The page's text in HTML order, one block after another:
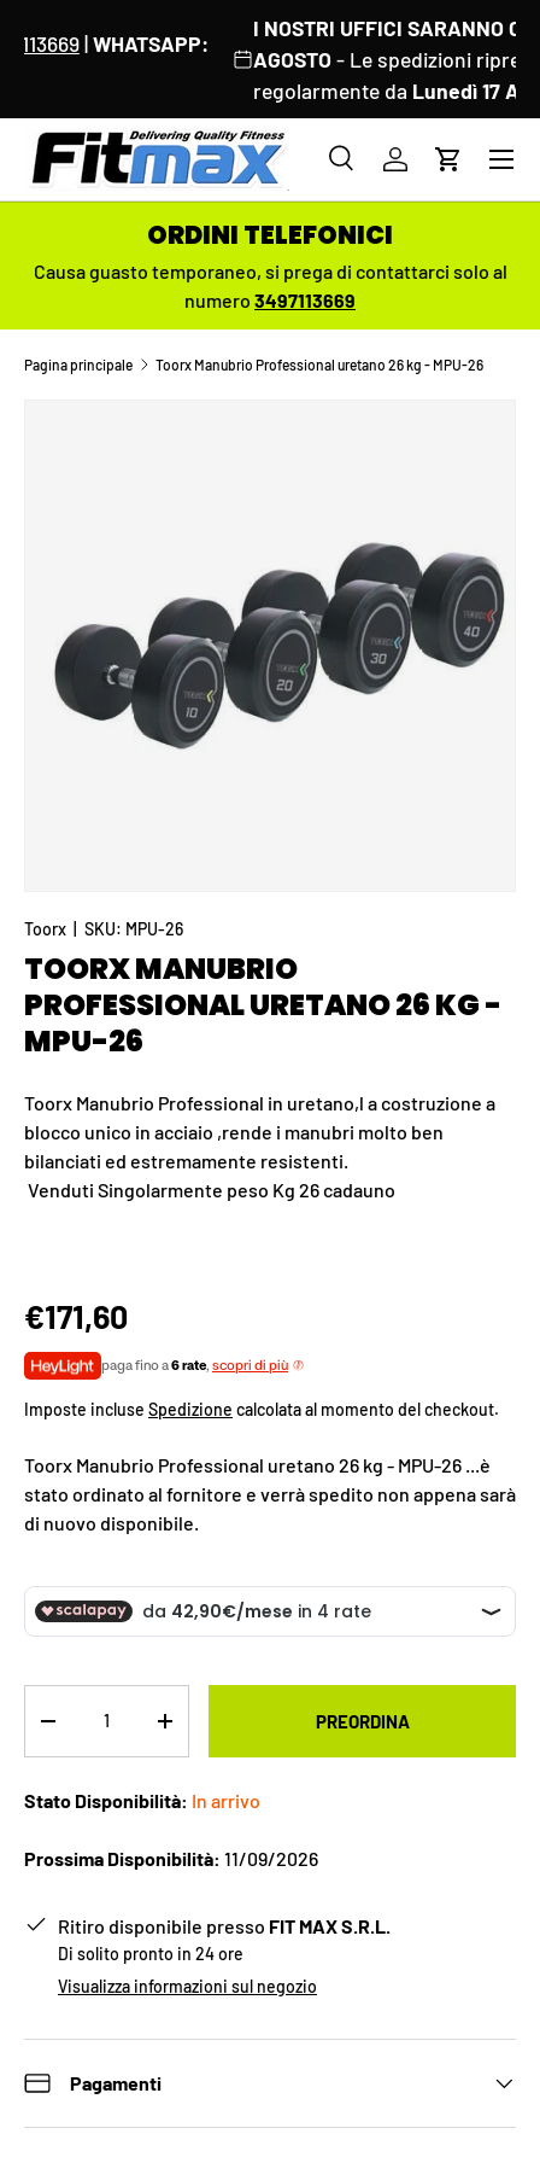
PASSA AI CONTENUTI
I NOSTRI UFFICI SARANNO CHIUSI DAL 8 AL 18
AGOSTO- Le spedizioni riprenderanno
Lunedì 17 Agosto
CercaAccediCarrello
Menu
ORDINI TELEFONICI
Causa guasto temporaneo, si prega di contattarci solo al
numero 3497113669
Pagina principale Toorx Manubrio Professional uretano 26 kg - MPU-26
Toorx SKU: MPU-26
TOORX MANUBRIO
PROFESSIONAL URETANO 26 KG -
MPU-26
Toorx Manubrio Professional in uretano,l a costruzione a
blocco unico in acciaio ,rende i manubri molto ben
bilanciati ed estremamente resistenti.
Venduti Singolarmente peso Kg 26 cadauno
€171,60
paga fino a6 rate, scopri di più
Imposte incluse Spedizione calcolata al momento del checkout.
Toorx Manubrio Professional uretano 26 kg - MPU-26 ...è
stato ordinato al fornitore e verrà spedito non appena sarà
di nuovo disponibile.
-
+ PREORDINA
Stato Disponibilità: In arrivo
Prossima Disponibilità: 11/09/2026
Ritiro disponibile presso FIT MAX S.R.L.
Di solito pronto in 24 ore
Visualizza informazioni sul negozio
Pagamenti